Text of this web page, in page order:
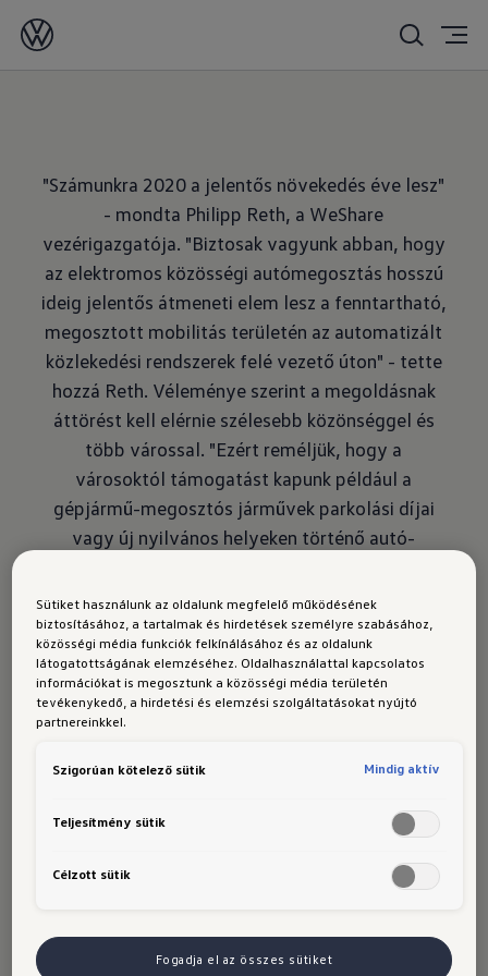
2020. 01. 28.
"Számunkra 2020 a jelentős növekedés éve lesz"
- mondta Philipp Reth, a WeShare
vezérigazgatója. "Biztosak vagyunk abban, hogy
az elektromos közösségi autómegosztás hosszú
ideig jelentős átmeneti elem lesz a fenntartható,
megosztott mobilitás területén az automatizált
közlekedési rendszerek felé vezető úton" - tette
hozzá Reth. Véleménye szerint a megoldásnak
áttörést kell elérnie szélesebb közönséggel és
több várossal. "Ezért reméljük, hogy a
városoktól támogatást kapunk például a
gépjármű-megosztós járművek parkolási díjai
vagy új nyilvános helyeken történő autó-
ösztönözze a potenciális felhasználókat, és az
autómegosztást még érdekesebbé és relevánssá
tegye"- mondja Reth.
**A WeShare sikeres Berlini bevezetése
**A WeShare 2019. júniusában Berlinben indult,
szolgáltatásra. Ezen regisztrált ügyfelek
mintegy háromnegyede aktív felhasználó, azaz
legalább egyszer használta a WeShare
szolgáltatást. "Az egész ágazathoz képest ez a
mobilitása szempontjából" - nyilatkozta Philipp
Sütiket használunk az oldalunk megfelelő működésének
biztosításához, a tartalmak és hirdetések személyre szabásához,
közösségi média funkciók felkínálásához és az oldalunk
látogatottságának elemzéséhez. Oldalhasználattal kapcsolatos
információkat is megosztunk a közösségi média területén
tevékenykedő, a hirdetési és elemzési szolgáltatásokat nyújtó
partnereinkkel.
Szigorúan kötelező sütik Mindig aktív
Teljesítmény sütik
Célzott sütik
Fogadja el az összes sütiket